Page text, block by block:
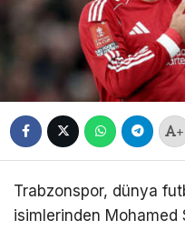
+
Trabzonspor, dünya
isimlerinden Mohamed